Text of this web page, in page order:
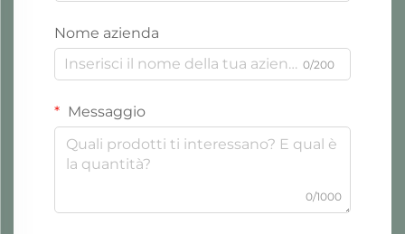
Nome azienda
0/200
Messaggio
0/1000